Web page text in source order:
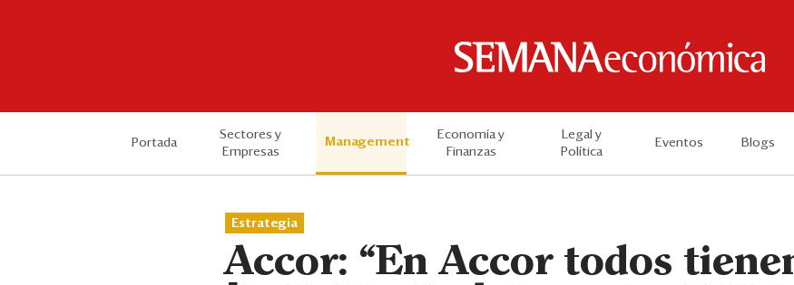
Portada
Sectores y
Empresas
Management
Economía y
Finanzas
Legal y
Política
Eventos Blogs
Estrategia
Accor: “En Accor todos